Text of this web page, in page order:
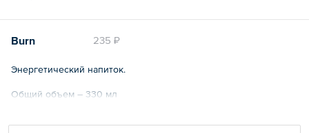
235 ₽
Burn
Энергетический напиток.
Общий объем – 330 мл